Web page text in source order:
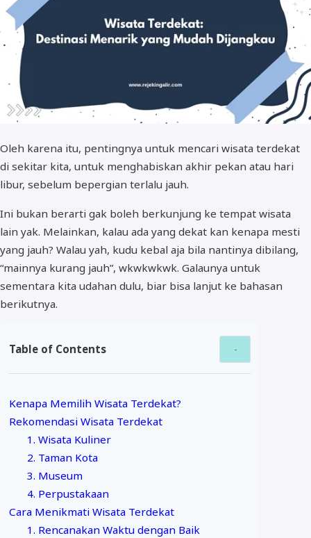
Oleh karena itu, pentingnya untuk mencari wisata terdekat
di sekitar kita, untuk menghabiskan akhir pekan atau hari
libur, sebelum bepergian terlalu jauh.
Ini bukan berarti gak boleh berkunjung ke tempat wisata
lain yak. Melainkan, kalau ada yang dekat kan kenapa mesti
yang jauh? Walau yah, kudu kebal aja bila nantinya dibilang,
“mainnya kurang jauh”, wkwkwkwk. Galaunya untuk
sementara kita udahan dulu, biar bisa lanjut ke bahasan
berikutnya.
Table of Contents
Kenapa Memilih Wisata Terdekat?
Rekomendasi Wisata Terdekat
1. Wisata Kuliner
2. Taman Kota
3. Museum
4. Perpustakaan
Cara Menikmati Wisata Terdekat
1. Rencanakan Waktu dengan Baik